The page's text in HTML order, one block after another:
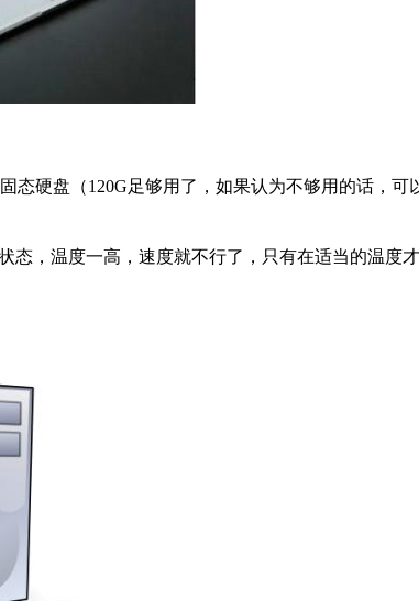
硬盘（120G足够用了，如果认为不够用的话，可
态，温度一高，速度就不行了，只有在适当的温度